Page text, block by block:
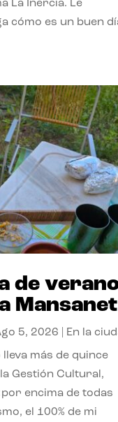
La Inercia. Le
cómo es un buen
de
Mansanet
5, 2026 En la
más de quince
Gestión Cultural,
encima de todas
el 100% de mi